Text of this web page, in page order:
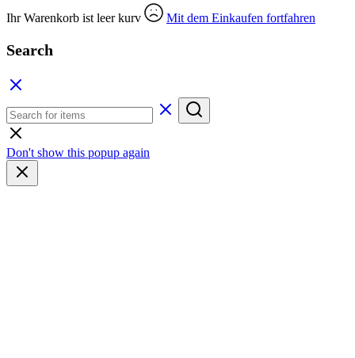
Ihr Warenkorb ist leer kurv Mit dem Einkaufen fortfahren
Search
Don't show this popup again